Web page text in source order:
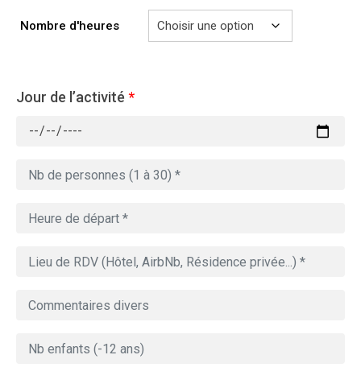
729.00€
Nombre d'heures
Jour de l’activité *